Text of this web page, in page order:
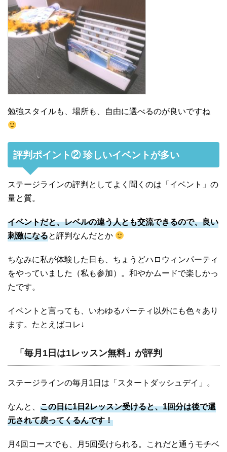
勉強スタイルも、場所も、自由に選べるのが良いですね
評判ポイント② 珍しいイベントが多い
ステージラインの評判としてよく聞くのは「イベント」の
量と質。
イベントだと、レベルの違う人とも交流できるので、良い
刺激になると評判なんだとか
ちなみに私が体験した日も、ちょうどハロウィンパーティ
をやっていました（私も参加）。和やかムードで楽しかっ
たです。
イベントと言っても、いわゆるパーティ以外にも色々あり
ます。たとえばコレ↓
「毎月1日は1レッスン無料」が評判
ステージラインの毎月1日は「スタートダッシュデイ」。
なんと、 この日に1日2レッスン受けると、1回分は後で還
元されて戻ってくるんです！
月4回コースでも、月5回受けられる。これだと通うモチベ